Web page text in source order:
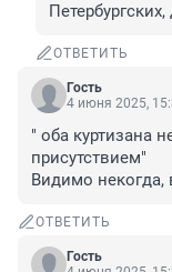
ОТВЕТИТЬ
Гость
4 июня 2025,
" оба куртизана
присутствием"
Видимо некогда,
ОТВЕТИТЬ
Гость